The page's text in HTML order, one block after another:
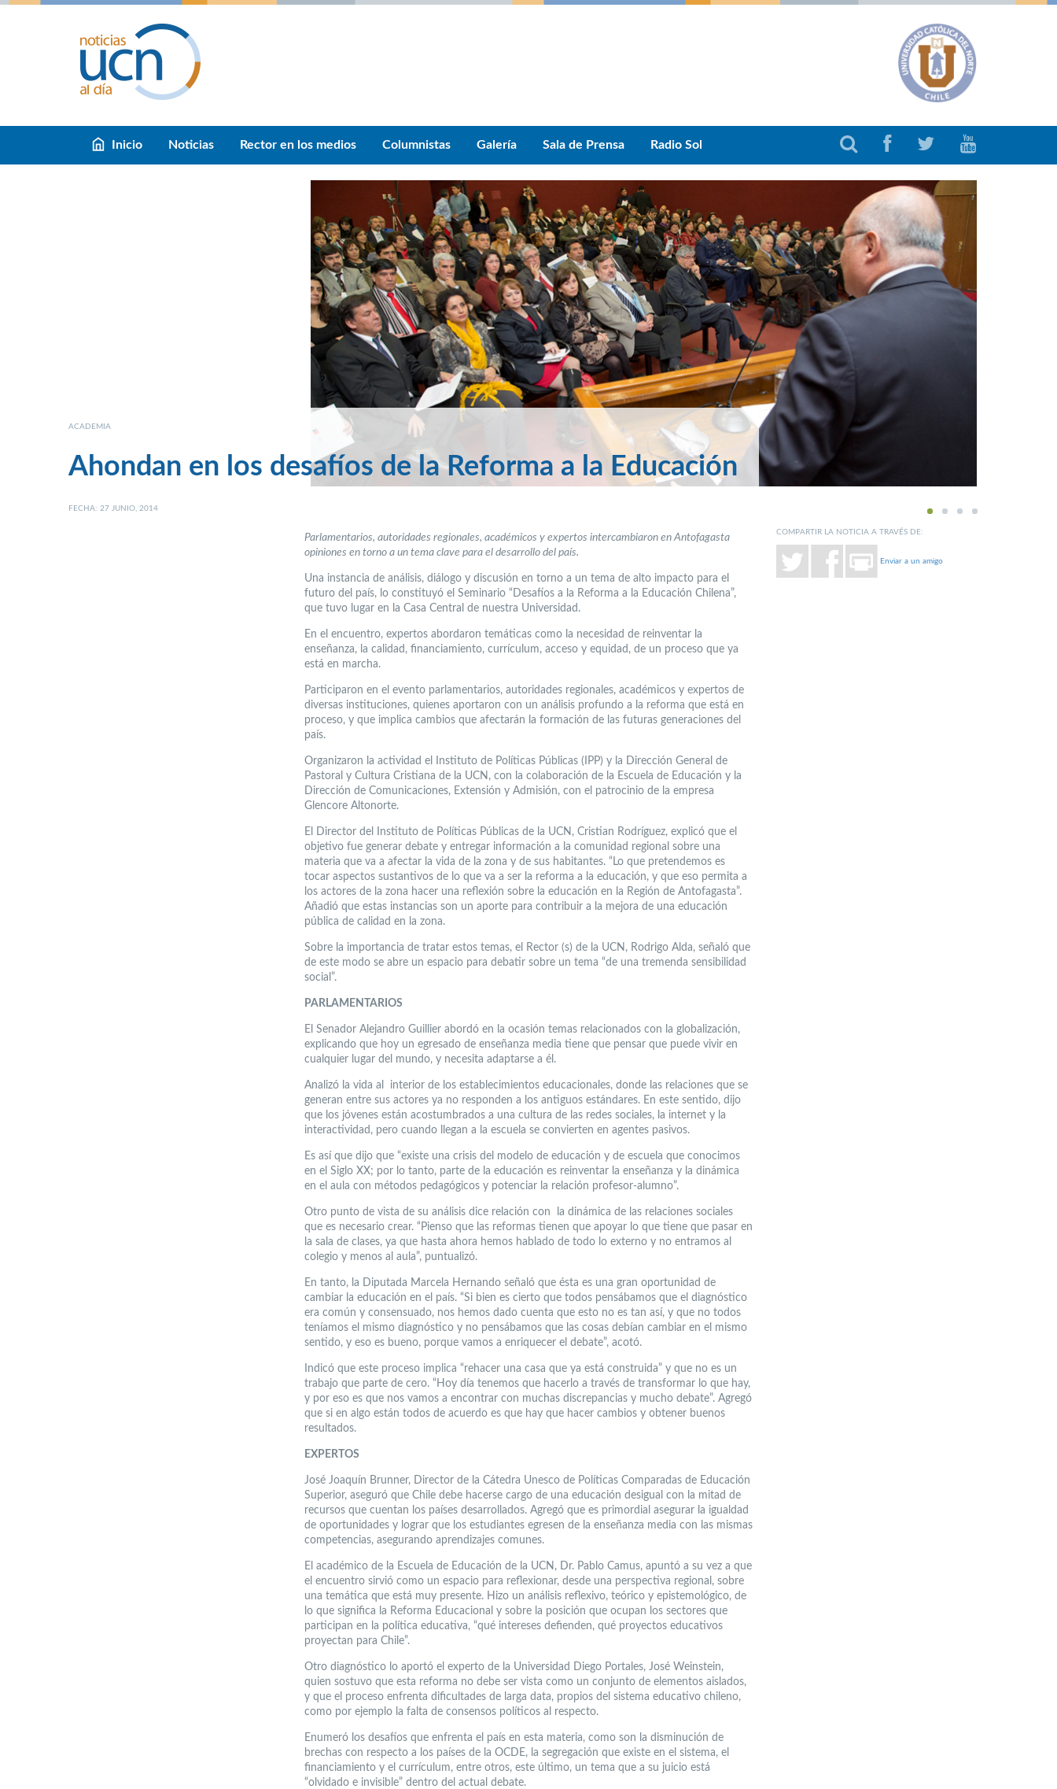
Inicio Noticias Rector en los medios Columnistas Galería Sala de Prensa Radio Sol
1 2 3 4
ACADEMIA
Ahondan en los desafíos de la Reforma a la Educación
FECHA: 27 JUNIO, 2014
Parlamentarios, autoridades regionales, académicos y expertos intercambiaron en Antofagasta
opiniones en torno a un tema clave para el desarrollo del país.
Una instancia de análisis, diálogo y discusión en torno a un tema de alto impacto para el
futuro del país, lo constituyó el Seminario “Desafíos a la Reforma a la Educación Chilena”,
que tuvo lugar en la Casa Central de nuestra Universidad.
En el encuentro, expertos abordaron temáticas como la necesidad de reinventar la
enseñanza, la calidad, financiamiento, currículum, acceso y equidad, de un proceso que ya
está en marcha.
Participaron en el evento parlamentarios, autoridades regionales, académicos y expertos de
diversas instituciones, quienes aportaron con un análisis profundo a la reforma que está en
proceso, y que implica cambios que afectarán la formación de las futuras generaciones del
país.
Organizaron la actividad el Instituto de Políticas Públicas (IPP) y la Dirección General de
Pastoral y Cultura Cristiana de la UCN, con la colaboración de la Escuela de Educación y la
Dirección de Comunicaciones, Extensión y Admisión, con el patrocinio de la empresa
Glencore Altonorte.
El Director del Instituto de Políticas Públicas de la UCN, Cristian Rodríguez, explicó que el
objetivo fue generar debate y entregar información a la comunidad regional sobre una
materia que va a afectar la vida de la zona y de sus habitantes. “Lo que pretendemos es
tocar aspectos sustantivos de lo que va a ser la reforma a la educación, y que eso permita a
los actores de la zona hacer una reflexión sobre la educación en la Región de Antofagasta”.
Añadió que estas instancias son un aporte para contribuir a la mejora de una educación
pública de calidad en la zona.
Sobre la importancia de tratar estos temas, el Rector (s) de la UCN, Rodrigo Alda, señaló que
de este modo se abre un espacio para debatir sobre un tema “de una tremenda sensibilidad
social”.
PARLAMENTARIOS
El Senador Alejandro Guillier abordó en la ocasión temas relacionados con la globalización,
explicando que hoy un egresado de enseñanza media tiene que pensar que puede vivir en
cualquier lugar del mundo, y necesita adaptarse a él.
Analizó la vida al interior de los establecimientos educacionales, donde las relaciones que se
generan entre sus actores ya no responden a los antiguos estándares. En este sentido, dijo
que los jóvenes están acostumbrados a una cultura de las redes sociales, la internet y la
interactividad, pero cuando llegan a la escuela se convierten en agentes pasivos.
Es así que dijo que “existe una crisis del modelo de educación y de escuela que conocimos
en el Siglo XX; por lo tanto, parte de la educación es reinventar la enseñanza y la dinámica
en el aula con métodos pedagógicos y potenciar la relación profesor-alumno”.
Otro punto de vista de su análisis dice relación con la dinámica de las relaciones sociales
que es necesario crear. “Pienso que las reformas tienen que apoyar lo que tiene que pasar en
la sala de clases, ya que hasta ahora hemos hablado de todo lo externo y no entramos al
colegio y menos al aula”, puntualizó.
En tanto, la Diputada Marcela Hernando señaló que ésta es una gran oportunidad de
cambiar la educación en el país. “Si bien es cierto que todos pensábamos que el diagnóstico
era común y consensuado, nos hemos dado cuenta que esto no es tan así, y que no todos
teníamos el mismo diagnóstico y no pensábamos que las cosas debían cambiar en el mismo
sentido, y eso es bueno, porque vamos a enriquecer el debate”, acotó.
Indicó que este proceso implica “rehacer una casa que ya está construida” y que no es un
trabajo que parte de cero. “Hoy día tenemos que hacerlo a través de transformar lo que hay,
y por eso es que nos vamos a encontrar con muchas discrepancias y mucho debate”. Agregó
que si en algo están todos de acuerdo es que hay que hacer cambios y obtener buenos
resultados.
EXPERTOS
José Joaquín Brunner, Director de la Cátedra Unesco de Políticas Comparadas de Educación
Superior, aseguró que Chile debe hacerse cargo de una educación desigual con la mitad de
recursos que cuentan los países desarrollados. Agregó que es primordial asegurar la igualdad
de oportunidades y lograr que los estudiantes egresen de la enseñanza media con las mismas
competencias, asegurando aprendizajes comunes.
El académico de la Escuela de Educación de la UCN, Dr. Pablo Camus, apuntó a su vez a que
el encuentro sirvió como un espacio para reflexionar, desde una perspectiva regional, sobre
una temática que está muy presente. Hizo un análisis reflexivo, teórico y epistemológico, de
lo que significa la Reforma Educacional y sobre la posición que ocupan los sectores que
participan en la política educativa, “qué intereses defienden, qué proyectos educativos
proyectan para Chile”.
Otro diagnóstico lo aportó el experto de la Universidad Diego Portales, José Weinstein,
quien sostuvo que esta reforma no debe ser vista como un conjunto de elementos aislados,
y que el proceso enfrenta dificultades de larga data, propios del sistema educativo chileno,
como por ejemplo la falta de consensos políticos al respecto.
Enumeró los desafíos que enfrenta el país en esta materia, como son la disminución de
brechas con respecto a los países de la OCDE, la segregación que existe en el sistema, el
financiamiento y el currículum, entre otros, este último, un tema que a su juicio está
“olvidado e invisible” dentro del actual debate.
COMPARTIR LA NOTICIA A TRAVÉS DE:
Enviar a un amigo